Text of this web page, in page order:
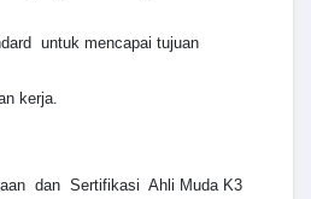
untuk mencapai tujuan
kerja.
dan Sertifikasi Ahli Muda K3